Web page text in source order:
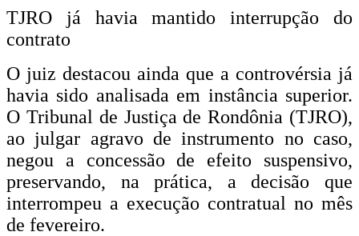
TJRO já havia mantido interrupção do
contrato
O juiz destacou ainda que a controvérsia já
havia sido analisada em instância superior.
O Tribunal de Justiça de Rondônia (TJRO),
ao julgar agravo de instrumento no caso,
negou a concessão de efeito suspensivo,
preservando, na prática, a decisão que
interrompeu a execução contratual no mês
de fevereiro.